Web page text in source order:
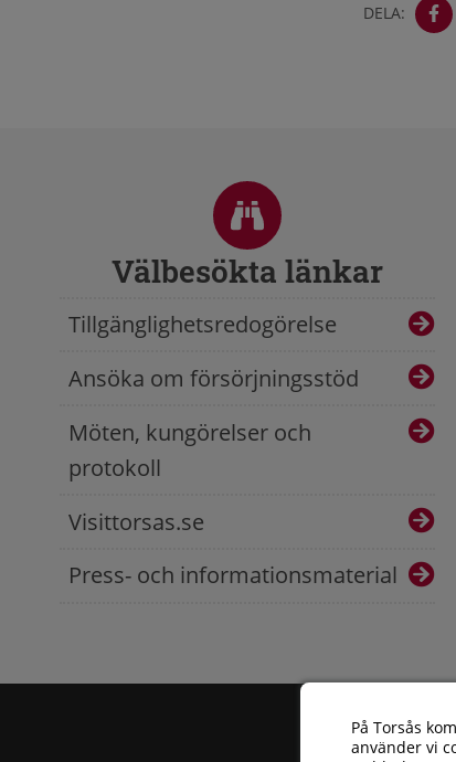
DELA:
På Torsås
använder vi
Välbesökta länkar
Tillgänglighetsredogörelse
Ansöka om försörjningsstöd
Möten, kungörelser och
protokoll
Visittorsas.se
Press- och informationsmaterial